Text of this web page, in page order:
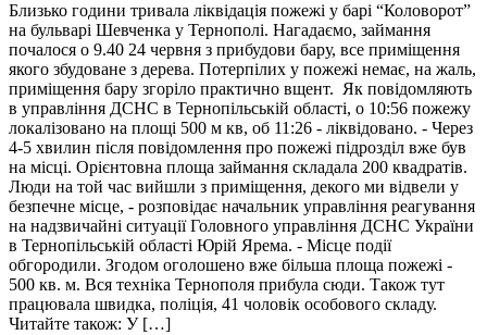
Близько години тривала ліквідація пожежі у барі “Коловорот”
на бульварі Шевченка у Тернополі. Нагадаємо, займання
почалося о 9.40 24 червня з прибудови бару, все приміщення
якого збудоване з дерева. Потерпілих у пожежі немає, на жаль,
приміщення бару згоріло практично вщент. Як повідомляють
в управління ДСНС в Тернопільській області, о 10:56 пожежу
локалізовано на площі 500 м кв, об 11:26 - ліквідовано. - Через
4-5 хвилин після повідомлення про пожежі підрозділ вже був
на місці. Орієнтовна площа займання складала 200 квадратів.
Люди на той час вийшли з приміщення, декого ми відвели у
безпечне місце, - розповідає начальник управління реагування
на надзвичайні ситуації Головного управління ДСНС України
в Тернопільській області Юрій Ярема. - Місце події
обгородили. Згодом оголошено вже більша площа пожежі -
500 кв. м. Вся техніка Тернополя прибула сюди. Також тут
працювала швидка, поліція, 41 чоловік особового складу.
Читайте також: У […]